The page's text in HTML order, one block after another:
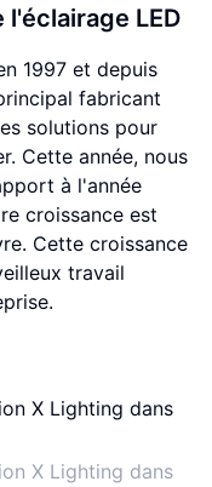
LED
1997 et depuis
fabricant
solutions pour
Cette année, nous
à l'année
croissance est
Cette croissance
travail
X Lighting dans